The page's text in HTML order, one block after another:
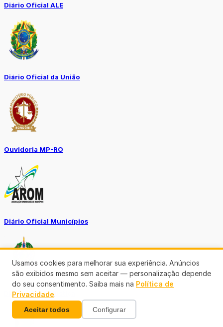
Diário Oficial ALE
Diário Oficial da União
Ouvidoria MP-RO
Diário Oficial Municípios
Diario Oficial Justiça
Usamos cookies para melhorar sua experiência. Anúncios
são exibidos mesmo sem aceitar — personalização depende
do seu consentimento. Saiba mais na Política de
Privacidade.
Aceitar todos Configurar